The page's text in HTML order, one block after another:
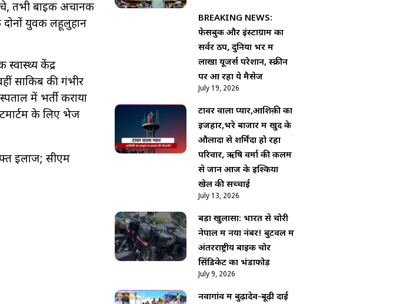
तभी बाइक अचानक
दोनों युवक लहूलुहान
केंद्र
साकिब की गंभीर
में भर्ती कराया
के लिए भेज
इलाज; सीएम
BREAKING NEWS:
फेसबुक और इंस्टाग्राम का
सर्वर ठप, दुनिया भर में
लाखों यूजर्स परेशान, स्क्रीन
पर आ रहा ये मैसेज
July 19, 2026
टावर वाला प्यार,आशिक़ी का
इजहार,भरे बाजार में खुद के
औलादों से शर्मिंदा हो रहा
परिवार, ऋषि वर्मा की क़लम
से जानें आज के इश्किया
खेल की सच्चाई
July 13, 2026
बड़ा खुलासा: भारत से चोरी
नेपाल में नया नंबर! बुटवल में
अंतरराष्ट्रीय बाइक चोर
सिंडिकेट का भंडाफोड़
July 9, 2026
नवागांव में बुढ़ादेव-बूढ़ी दाई